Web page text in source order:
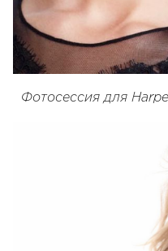
Фотосессия для